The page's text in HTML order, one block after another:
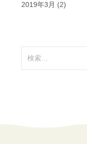
2019年3月 (2)
索: